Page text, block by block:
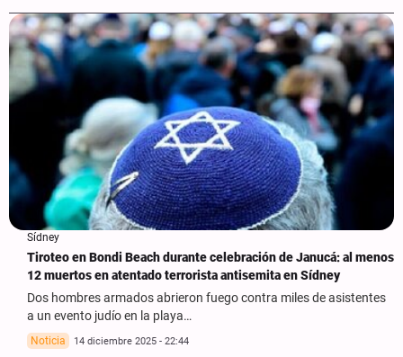
Sídney
Tiroteo en Bondi Beach durante celebración de Janucá: al menos
12 muertos en atentado terrorista antisemita en Sídney
Dos hombres armados abrieron fuego contra miles de asistentes
a un evento judío en la playa…
Noticia 14 diciembre 2025 - 22:44